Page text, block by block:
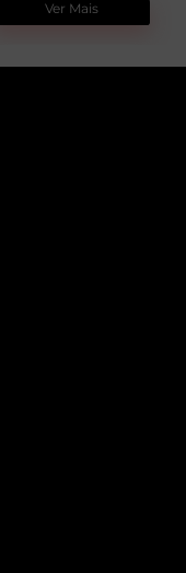
Ver Mais